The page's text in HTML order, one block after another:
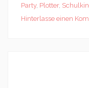
Party, Plotter,
Hinterlasse einen